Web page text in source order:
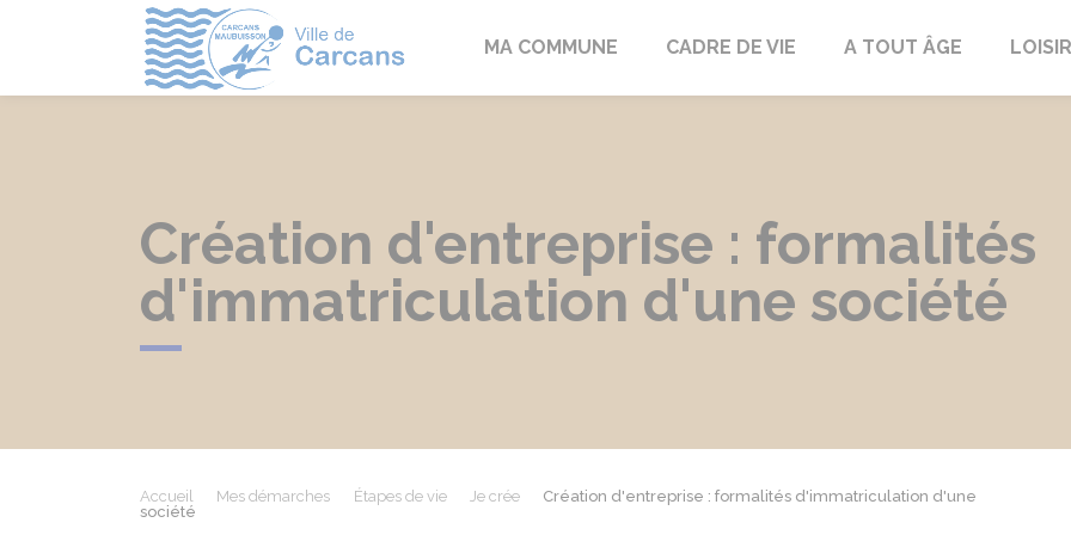
CarcansMA COMMUNE CADRE DE VIE A TOUT ÂGE
Création d'entreprise : formalités
d'immatriculation d'une société
Accueil Mes démarches Étapes de vie Je crée
Création d'entreprise : formalités d'immatriculation d'une
société